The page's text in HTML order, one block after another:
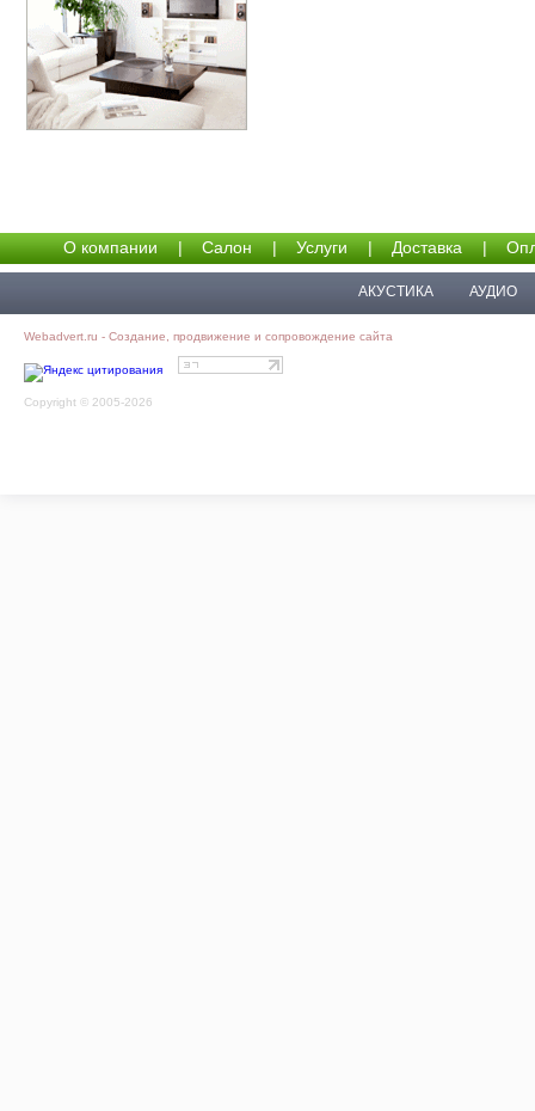
О компании | Салон | Услуги | Доставка |
АКУСТИКА АУДИО
Webadvert.ru - Создание, продвижение и сопровождение сайта
Copyright © 2005-2026